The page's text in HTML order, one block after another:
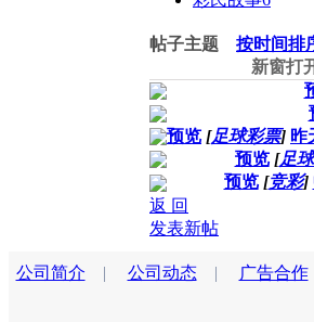
帖子主题 按时间排
新窗打
预览 [足球彩票] 昨
预览 [足
预览 [竞彩]
返 回
发表新帖
公司简介 | 公司动态| 广告合作